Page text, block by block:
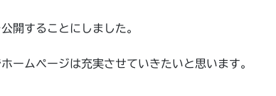
開することにしました。
ームページは充実させていきたいと思います。